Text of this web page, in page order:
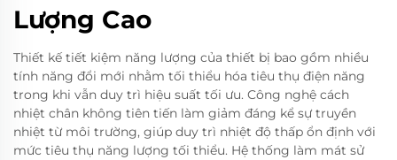
Lượng Cao
Thiết kế tiết kiệm năng lượng của thiết bị bao gồm nhiều
tính năng đổi mới nhằm tối thiểu hóa tiêu thụ điện năng
trong khi vẫn duy trì hiệu suất tối ưu. Công nghệ cách
nhiệt chân không tiên tiến làm giảm đáng kể sự truyền
nhiệt từ môi trường, giúp duy trì nhiệt độ thấp ổn định với
mức tiêu thụ năng lượng tối thiểu. Hệ thống làm mát sử